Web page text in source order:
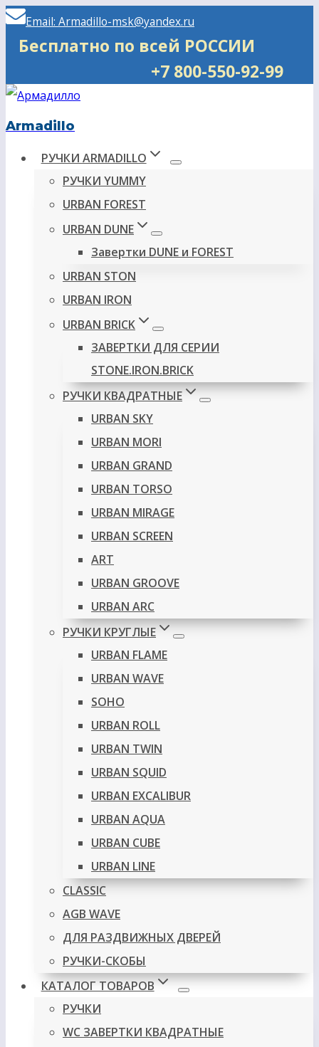
Перейти
Email: Armadillo-msk@yandex.ru
Бесплатно по всей РОССИИ
+7 800-550-92-99
Armadillo
РУЧКИ ARMADILLO
РУЧКИ YUMMY
URBAN FOREST
URBAN DUNE
Завертки DUNE и FOREST
URBAN STON
URBAN IRON
URBAN BRICK
ЗАВЕРТКИ ДЛЯ СЕРИИ
STONE.IRON.BRICK
РУЧКИ КВАДРАТНЫЕ
URBAN SKY
URBAN MORI
URBAN GRAND
URBAN TORSO
URBAN MIRAGE
URBAN SCREEN
ART
URBAN GROOVE
URBAN ARC
РУЧКИ КРУГЛЫЕ
URBAN FLAME
URBAN WAVE
SOHO
URBAN ROLL
URBAN TWIN
URBAN SQUID
URBAN EXCALIBUR
URBAN AQUA
URBAN CUBE
URBAN LINE
CLASSIC
AGB WAVE
ДЛЯ РАЗДВИЖНЫХ ДВЕРЕЙ
РУЧКИ-СКОБЫ
КАТАЛОГ ТОВАРОВ
РУЧКИ
WC ЗАВЕРТКИ КВАДРАТНЫЕ